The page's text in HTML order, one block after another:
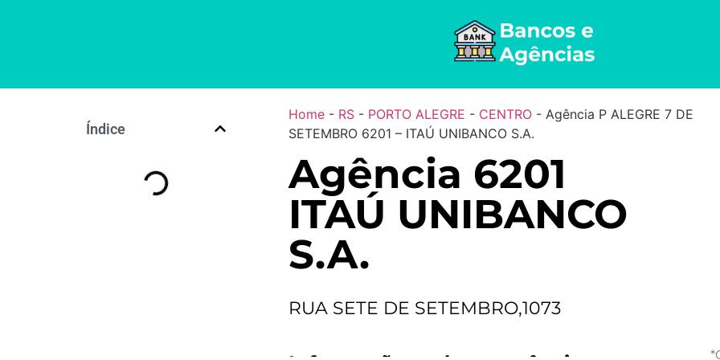
Índice
Home- RS- PORTO ALEGRE - CENTRO- Agência P ALEGRE 7 DE
SETEMBRO 6201 – ITAÚ UNIBANCO S.A.
Agência 6201
ITAÚ UNIBANCO
S.A.
RUA SETE DE SETEMBRO,1073